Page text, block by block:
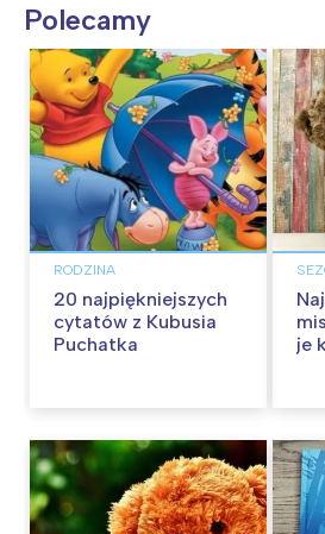
Polecamy
RODZINA
20 najpiękniejszych
cytatów z Kubusia
Puchatka
je